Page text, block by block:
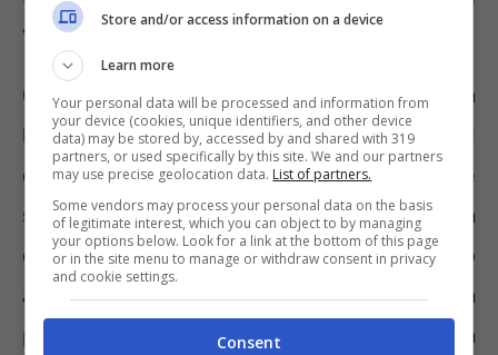
veramente efficace
Camminare non è un’attività da prendere alla
leggera se si vogliono notare dei benefici sul
corpo. Mettere un piede davanti all’altro non è
sufficiente per un allenamento efficace. La
camminata va resa produttiva seguendo
alcuni accorgimenti e regole. Iniziamo dalla
postura,
la schiena deve essere dritta
senza
Store and/or access information on a device
Learn more
Your personal data will be processed and information from
your device (cookies, unique identifiers, and other device
data) may be stored by, accessed by and shared with 319
partners, or used specifically by this site. We and our partners
may use precise geolocation data. List of partners.
Some vendors may process your personal data on the basis
of legitimate interest, which you can object to by managing
your options below. Look for a link at the bottom of this page
or in the site menu to manage or withdraw consent in privacy
and cookie settings.
Consent